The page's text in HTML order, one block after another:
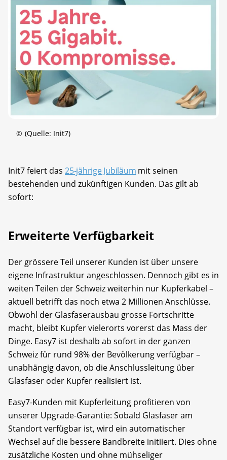
© (Quelle: Init7)
Init7 feiert das 25-jährige Jubiläum mit seinen
bestehenden und zukünftigen Kunden. Das gilt ab
sofort:
Erweiterte Verfügbarkeit
Der grössere Teil unserer Kunden ist über unsere
eigene Infrastruktur angeschlossen. Dennoch gibt es in
weiten Teilen der Schweiz weiterhin nur Kupferkabel –
aktuell betrifft das noch etwa 2 Millionen Anschlüsse.
Obwohl der Glasfaserausbau grosse Fortschritte
macht, bleibt Kupfer vielerorts vorerst das Mass der
Dinge. Easy7 ist deshalb ab sofort in der ganzen
Schweiz für rund 98% der Bevölkerung verfügbar –
unabhängig davon, ob die Anschlussleitung über
Glasfaser oder Kupfer realisiert ist.
Easy7-Kunden mit Kupferleitung profitieren von
unserer Upgrade-Garantie: Sobald Glasfaser am
Standort verfügbar ist, wird ein automatischer
Wechsel auf die bessere Bandbreite initiiert. Dies ohne
zusätzliche Kosten und ohne mühseliger